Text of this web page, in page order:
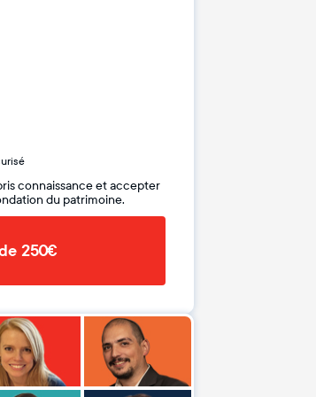
connaissance et accepter
du patrimoine.
250€